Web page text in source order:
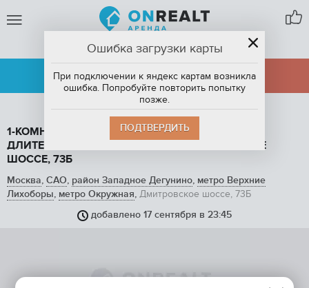
МОСКВА
АРЕНДА
ПРОДАЖА
1-КОМНАТНАЯ КВАРТИРА, 36 М2, В АРЕНДУ НА
ДЛИТЕЛЬНЫЙ СРОК В МОСКВЕ, ДМИТРОВСКОЕ
ШОССЕ, 73Б
Москва, САО, район Западное Дегунино, метро Верхние
Лихоборы, метро Окружная, Дмитровское шоссе, 73Б
добавлено 17 сентября в 23:45
Ошибка загрузки карты
При подключении к яндекс картам возникла
ошибка. Попробуйте повторить попытку
позже.
ПОДТВЕРДИТЬ